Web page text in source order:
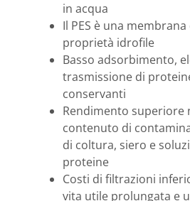
in acqua
Il PES è una
proprietà idrofile
Basso adsorbimento,
trasmissione di
conservanti
Rendimento superiore
contenuto di
di coltura, siero e
proteine
Costi di filtrazioni
vita utile prolungata e